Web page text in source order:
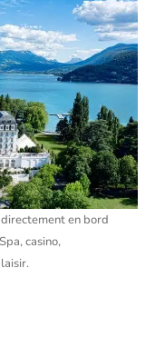
directement en bord
casino,